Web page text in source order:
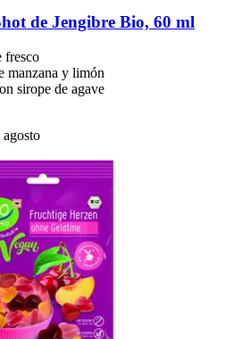
de Jengibre Bio, 60 ml
fresco
manzana y limón
sirope de agave
agosto